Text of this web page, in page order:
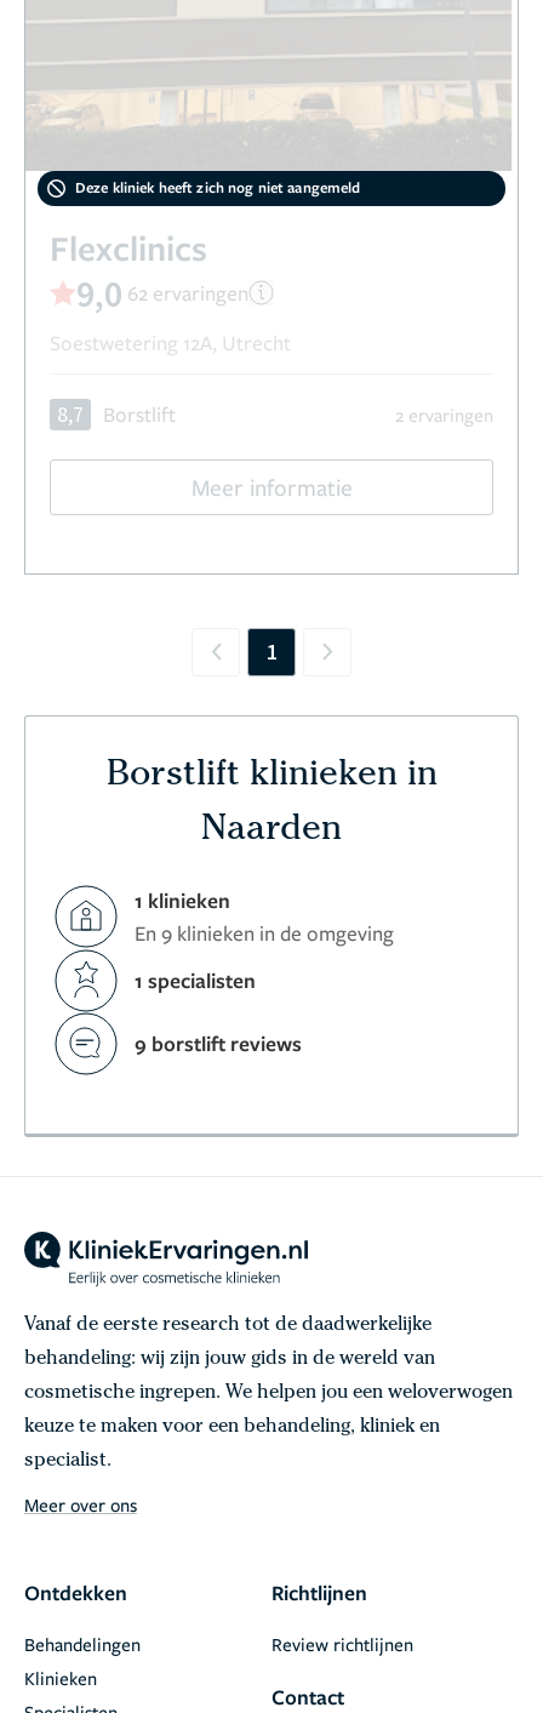
Deze kliniek heeft zich nog niet aangemeld
Flexclinics
9,0 62 ervaringen
Soestwetering 12A, Utrecht
8,7 Borstlift 2 ervaringen
Meer informatie
Previous
1 Next
Borstlift klinieken in
Naarden
1 klinieken
En 9 klinieken in de omgeving
1 specialisten
9 borstlift reviews
Vanaf de eerste research tot de daadwerkelijke
behandeling: wij zijn jouw gids in de wereld van
cosmetische ingrepen. We helpen jou een weloverwogen
keuze te maken voor een behandeling, kliniek en
specialist.
Meer over ons
Ontdekken
Behandelingen
Klinieken
Richtlijnen
Review richtlijnen
Contact